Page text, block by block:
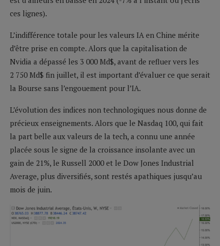
ces lignes).
L’indifférence totale pour les valeurs IA en Chine mérite
d’être prise en compte. Alors que la capitalisation de
Nvidia a dépassé les 3 000 Md$, avant de refluer vers les
2 750 Md$ fin juillet, il est important d’évaluer ce que serait
la Bourse sans l’engouement pour l’IA.
L’évolution des indices non technologiques nous donne de
précieux enseignements. Alors que le Nasdaq 100, qui fait
la part belle aux valeurs de la tech, a connu une année
placée sous le signe de la croissance insolante avec un
gain de 21%, le Russell 2000 et le Dow Jones Industrial
Average, plus diversifiés, sont restés apathiques jusqu’au
mois de juin.